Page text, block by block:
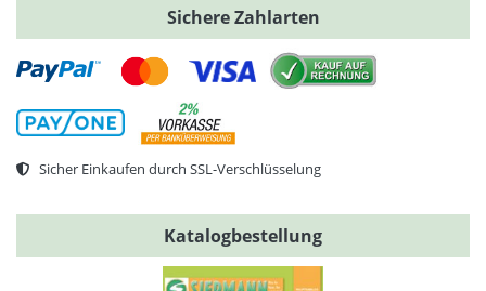
Sichere Zahlarten
Sicher Einkaufen durch SSL-Verschlüsselung
Katalogbestellung